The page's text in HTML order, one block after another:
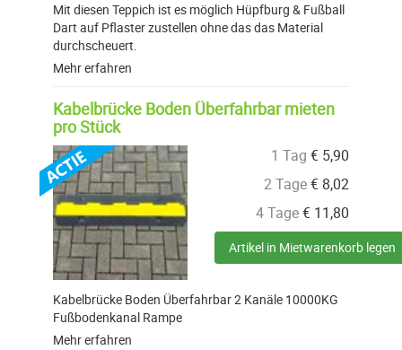
Mit diesen Teppich ist es möglich Hüpfburg & Fußball
Dart auf Pflaster zustellen ohne das das Material
durchscheuert.
Mehr erfahren
Kabelbrücke Boden Überfahrbar mieten
pro Stück
1 Tag € 5,90
2 Tage€ 8,02
4 Tage€ 11,80
Artikel in Mietwarenkorb legen
Kabelbrücke Boden Überfahrbar 2 Kanäle 10000KG
Fußbodenkanal Rampe
Mehr erfahren